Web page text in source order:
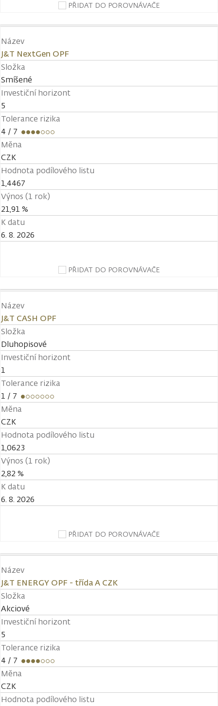
PŘIDAT DO POROVNÁVAČE
Název
J&T NextGen OPF
Složka
Smíšené
Investiční horizont
5
Tolerance rizika
4 / 7
Měna
CZK
Hodnota podílového listu
1,4467
Výnos (1 rok)
21,91 %
K datu
6. 8. 2026
PŘIDAT DO POROVNÁVAČE
Název
J&T CASH OPF
Složka
Dluhopisové
Investiční horizont
1
Tolerance rizika
1 / 7
Měna
CZK
Hodnota podílového listu
1,0623
Výnos (1 rok)
2,82 %
K datu
6. 8. 2026
PŘIDAT DO POROVNÁVAČE
Název
J&T ENERGY OPF - třída A CZK
Složka
Akciové
Investiční horizont
5
Tolerance rizika
4 / 7
Měna
CZK
Hodnota podílového listu